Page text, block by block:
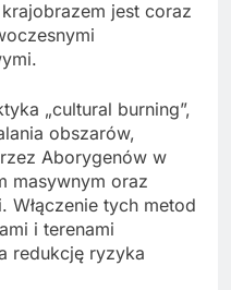
jest coraz
„cultural burning”,
obszarów,
Aborygenów w
masywnym oraz
tych metod
i terenami
redukcję ryzyka